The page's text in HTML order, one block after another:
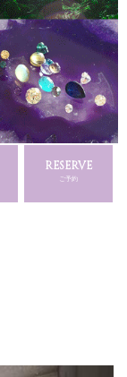
RESERVE
ご予約